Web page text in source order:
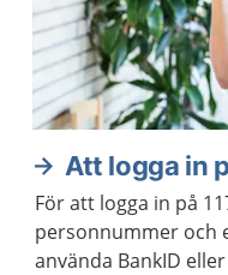
Att logga in
För att logga in på
personnummer och
använda BankID eller